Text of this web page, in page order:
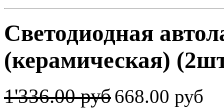
Светодиодная
(керамическая)
1'336.00 руб668.00 руб